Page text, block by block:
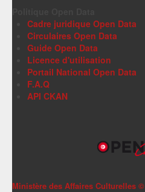
Cadre juridique Open Data
Circulaires Open Data
Guide Open Data
Licence d'utilisation
Portail National Open Data
F.A.Q
API CKAN
Ministère des Affaires Culturelles ©